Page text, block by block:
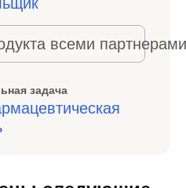
всеми
задача